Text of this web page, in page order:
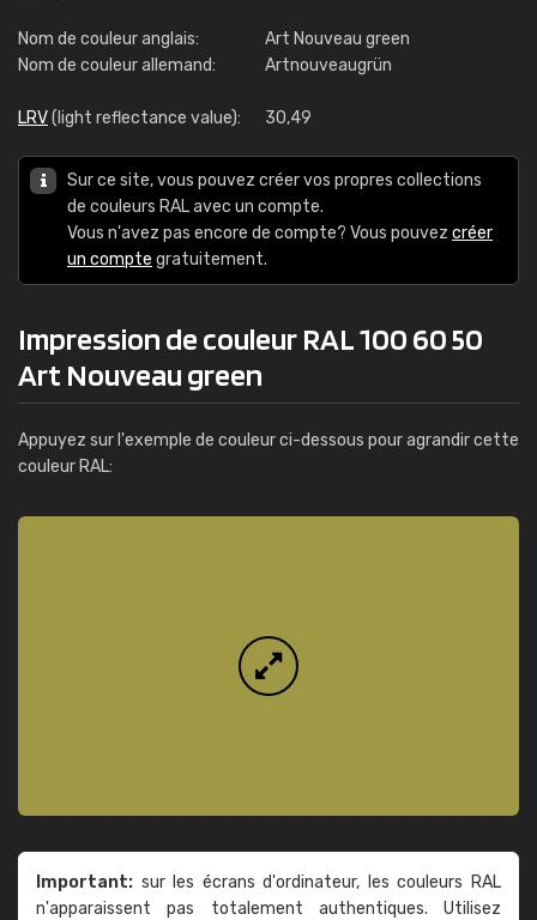
Nom de couleur anglais:
Art Nouveau green
Nom de couleur allemand:
Artnouveaugrün
LRV(light reflectance value): 30,49
Sur ce site, vous pouvez créer vos propres collections
de couleurs RAL avec un compte.
Vous n'avez pas encore de compte? Vous pouvez créer
un compte gratuitement.
Impression de couleur RAL 100 60 50
Art Nouveau green
Appuyez sur l'exemple de couleur ci-dessous pour agrandir cette
couleur RAL:
Important: sur les écrans d'ordinateur, les couleurs RAL
n'apparaissent pas totalement authentiques. Utilisez